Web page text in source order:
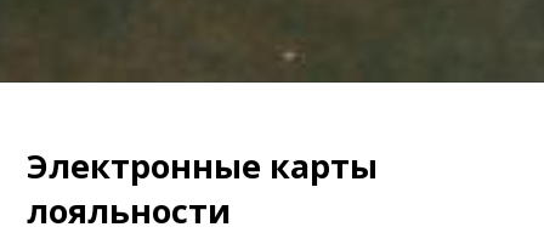
Электронные карты
лояльности